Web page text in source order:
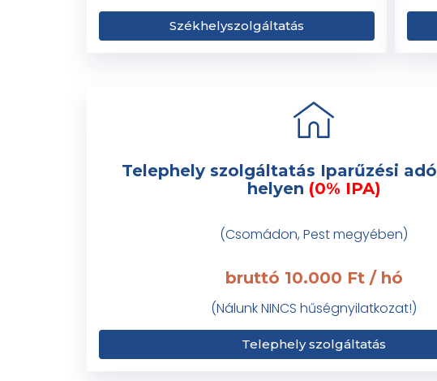
Székhelyszolgáltatás
Telephely szolgáltatás Iparűzési
helyen (0% IPA)
(Csomádon, Pest megyében)
bruttó 10.000 Ft / hó
(Nálunk NINCS hűségnyilatkozat!)
Telephely szolgáltatás